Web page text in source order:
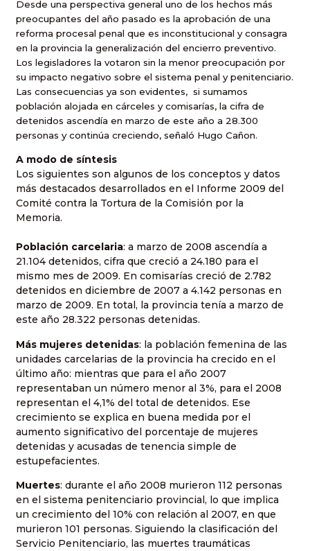
Desde una perspectiva general uno de los hechos más
preocupantes del año pasado es la aprobación de una
reforma procesal penal que es inconstitucional y consagra
en la provincia la generalización del encierro preventivo.
Los legisladores la votaron sin la menor preocupación por
su impacto negativo sobre el sistema penal y penitenciario.
Las consecuencias ya son evidentes, si sumamos
población alojada en cárceles y comisarías, la cifra de
detenidos ascendía en marzo de este año a 28.300
personas y continúa creciendo, señaló Hugo Cañon.
A modo de síntesis
Los siguientes son algunos de los conceptos y datos
más destacados desarrollados en el Informe 2009 del
Comité contra la Tortura de la Comisión por la
Memoria.
Población carcelaria: a marzo de 2008 ascendía a
21.104 detenidos, cifra que creció a 24.180 para el
mismo mes de 2009. En comisarías creció de 2.782
detenidos en diciembre de 2007 a 4.142 personas en
marzo de 2009. En total, la provincia tenía a marzo de
este año 28.322 personas detenidas.
Más mujeres detenidas: la población femenina de las
unidades carcelarias de la provincia ha crecido en el
último año: mientras que para el año 2007
representaban un número menor al 3%, para el 2008
representan el 4,1% del total de detenidos. Ese
crecimiento se explica en buena medida por el
aumento significativo del porcentaje de mujeres
detenidas y acusadas de tenencia simple de
estupefacientes.
Muertes: durante el año 2008 murieron 112 personas
en el sistema penitenciario provincial, lo que implica
un crecimiento del 10% con relación al 2007, en que
murieron 101 personas. Siguiendo la clasificación del
Servicio Penitenciario, las muertes traumáticas